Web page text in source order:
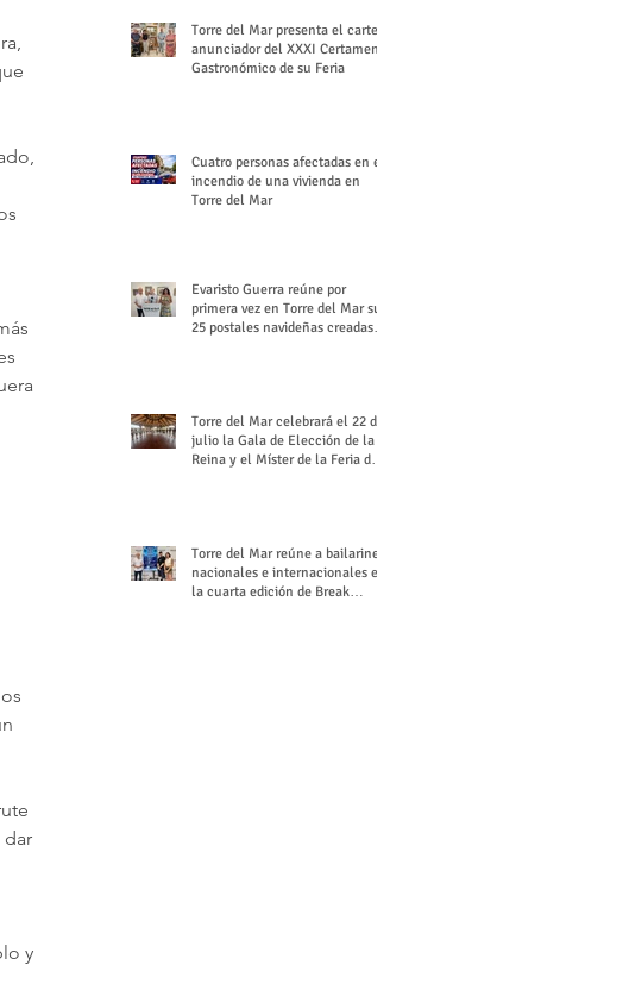
dar
y
Torre del Mar presenta el cartel
anunciador del XXXI Certamen
Gastronómico de su Feria
Cuatro personas afectadas en el
incendio de una vivienda en
Torre del Mar
Evaristo Guerra reúne por
primera vez en Torre del Mar sus
25 postales navideñas creadas
Torre del Mar celebrará el 22 de
julio la Gala de Elección de la
Reina y el Míster de la Feria de
Torre del Mar reúne a bailarines
nacionales e internacionales en
la cuarta edición de Break